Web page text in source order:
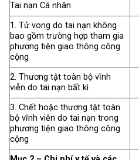
Tai nạn Cá nhân
1. Tử vong do tai nạn không
bao gồm trường hợp tham gia
phương tiện giao thông công
cộng
2. Thương tật toàn bộ vĩnh
viễn do tai nạn bất kì
3. Chết hoặc thương tật toàn
bộ vĩnh viễn do tai nạn trong
phương tiện giao thông công
cộng